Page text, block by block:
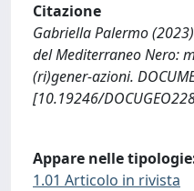
Citazione
Gabriella Palermo
del Mediterraneo Nero:
(ri)gener-azioni.
[10.19246/
Appare nelle
1.01 Articolo in rivista